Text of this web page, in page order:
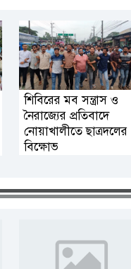
শিবিরের মব সন্ত্রাস ও
নৈরাজ্যের প্রতিবাদে
নোয়াখালীতে ছাত্রদলের
বিক্ষোভ